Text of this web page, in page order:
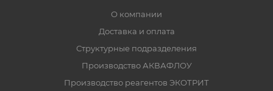
О компании
Доставка и оплата
Структурные подразделения
Производство АКВАФЛОУ
Производство реагентов ЭКОТРИТ